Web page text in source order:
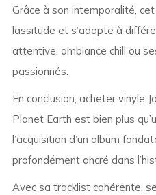
Grâce à son intemporalité,
lassitude et s’adapte à
attentive, ambiance chill ou
passionnés.
En conclusion, acheter vinyle
Planet Earth est bien plus
l’acquisition d’un album
profondément ancré dans
Avec sa tracklist cohérente,